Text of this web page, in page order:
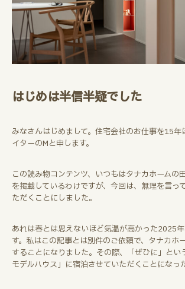
はじめは半信半疑でした
みなさんはじめまして。住宅会社のお仕事を15年
イターのMと申します。
この読み物コンテンツ、いつもはタナカホームの
を掲載しているわけですが、今回は、無理を言っ
ただくことにしました。
あれは春とは思えないほど気温が高かった2025
す。私はこの記事とは別件のご依頼で、タナカホ
することになりました。その際、「ぜひに」とい
モデルハウス」に宿泊させていただくことになっ